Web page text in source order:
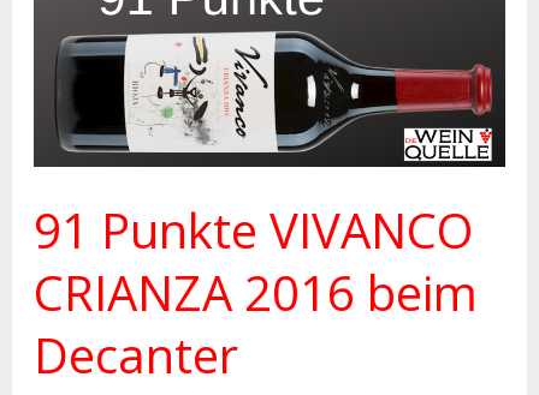
91 Punkte VIVANCO
CRIANZA 2016 beim
Decanter
VIVANCO
CRIANZA
beim
Decanter